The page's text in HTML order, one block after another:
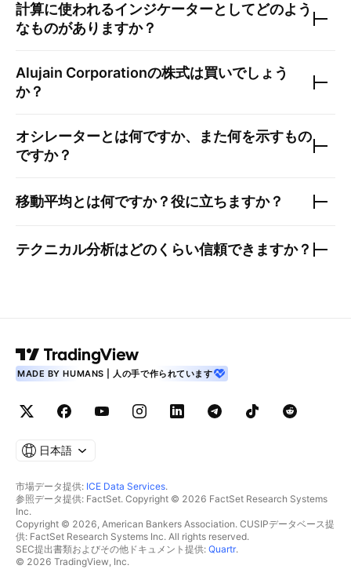
計算に使われるインジケーターとしてどのよう
なものがありますか？
Alujain Corporationの株式は買いでしょう
か？
オシレーターとは何ですか、また何を示すもの
ですか？
移動平均とは何ですか？役に立ちますか？
テクニカル分析はどのくらい信頼できますか？
MADE BY HUMANS | 人の手で作られています
日本語
市場データ提供: ICE Data Services.
参照データ提供: FactSet. Copyright © 2026 FactSet Research Systems
Inc.
Copyright © 2026, American Bankers Association. CUSIPデータベース提
供: FactSet Research Systems Inc. All rights reserved.
SEC提出書類およびその他ドキュメント提供: Quartr.
© 2026 TradingView, Inc.